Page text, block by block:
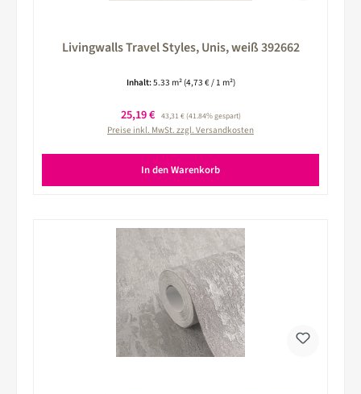
Livingwalls Travel Styles, Unis, weiß 392662
Inhalt:5.33 m² (4,73 € / 1 m²)
Verkaufspreis:
25,19 € Regulärer Preis:
43,31 €(41.84% gespart)
Preise inkl. MwSt. zzgl. Versandkosten
In den Warenkorb